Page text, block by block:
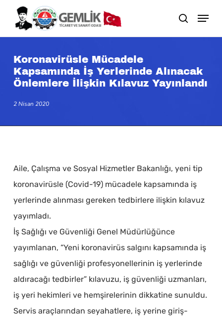
main
content
search
Koronavirüsle Mücadele
Kapsamında İş Yerlerinde Alınacak
Önlemlere İlişkin Kılavuz Yayınlandı
2 Nisan 2020
Aile, Çalışma ve Sosyal Hizmetler Bakanlığı, yeni tip
koronavirüsle (Covid-19) mücadele kapsamında iş
yerlerinde alınması gereken tedbirlere ilişkin kılavuz
yayımladı.
İş Sağlığı ve Güvenliği Genel Müdürlüğünce
yayımlanan, “Yeni koronavirüs salgını kapsamında iş
sağlığı ve güvenliği profesyonellerinin iş yerlerinde
aldıracağı tedbirler” kılavuzu, iş güvenliği uzmanları,
iş yeri hekimleri ve hemşirelerinin dikkatine sunuldu.
Servis araçlarından seyahatlere, iş yerine giriş-